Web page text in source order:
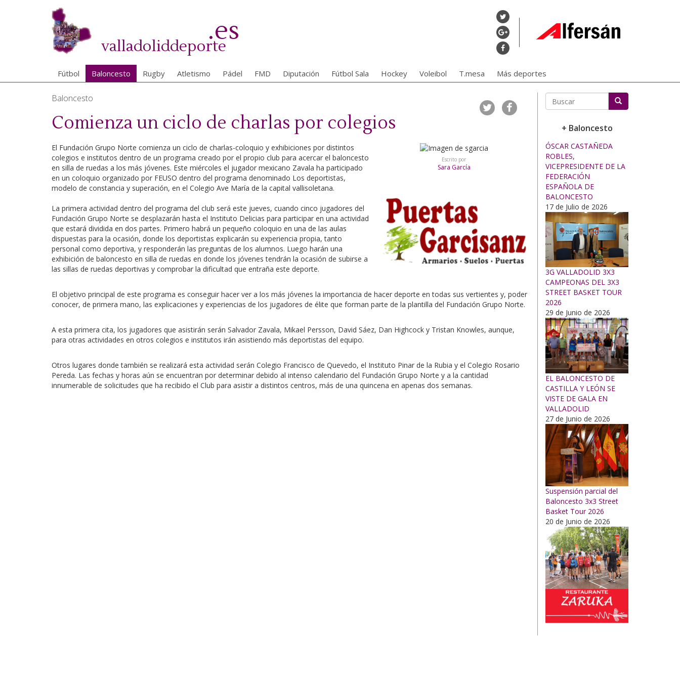
valladoliddeporte
.es
Fútbol Baloncesto Rugby Atletismo Pádel FMD Diputación Fútbol Sala Hockey Voleibol T.mesa Más deportes
Baloncesto
Comienza un ciclo de charlas por colegios
Escrito por
Sara García
El Fundación Grupo Norte comienza un ciclo de charlas-coloquio y exhibiciones por distintos
colegios e institutos dentro de un programa creado por el propio club para acercar el baloncesto
en silla de ruedas a los más jóvenes. Este miércoles el jugador mexicano Zavala ha participado
en un coloquio organizado por FEUSO dentro del programa denominado Los deportistas,
modelo de constancia y superación, en el Colegio Ave María de la capital vallisoletana.
La primera actividad dentro del programa del club será este jueves, cuando cinco jugadores del
Fundación Grupo Norte se desplazarán hasta el Instituto Delicias para participar en una actividad
que estará dividida en dos partes. Primero habrá un pequeño coloquio en una de las aulas
dispuestas para la ocasión, donde los deportistas explicarán su experiencia propia, tanto
personal como deportiva, y responderán las preguntas de los alumnos. Luego harán una
exhibición de baloncesto en silla de ruedas en donde los jóvenes tendrán la ocasión de subirse a
las sillas de ruedas deportivas y comprobar la dificultad que entraña este deporte.
El objetivo principal de este programa es conseguir hacer ver a los más jóvenes la importancia de hacer deporte en todas sus vertientes y, poder
conocer, de primera mano, las explicaciones y experiencias de los jugadores de élite que forman parte de la plantilla del Fundación Grupo Norte.
A esta primera cita, los jugadores que asistirán serán Salvador Zavala, Mikael Persson, David Sáez, Dan Highcock y Tristan Knowles, aunque,
para otras actividades en otros colegios e institutos irán asistiendo más deportistas del equipo.
Otros lugares donde también se realizará esta actividad serán Colegio Francisco de Quevedo, el Instituto Pinar de la Rubia y el Colegio Rosario
Pereda. Las fechas y horas aún se encuentran por determinar debido al intenso calendario del Fundación Grupo Norte y a la cantidad
innumerable de solicitudes que ha recibido el Club para asistir a distintos centros, más de una quincena en apenas dos semanas.
+ Baloncesto
ÓSCAR CASTAÑEDA
ROBLES,
VICEPRESIDENTE DE LA
FEDERACIÓN
ESPAÑOLA DE
BALONCESTO
17 de Julio de 2026
3G VALLADOLID 3X3
CAMPEONAS DEL 3X3
STREET BASKET TOUR
2026
29 de Junio de 2026
EL BALONCESTO DE
CASTILLA Y LEÓN SE
VISTE DE GALA EN
VALLADOLID
27 de Junio de 2026
Suspensión parcial del
Baloncesto 3x3 Street
Basket Tour 2026
20 de Junio de 2026